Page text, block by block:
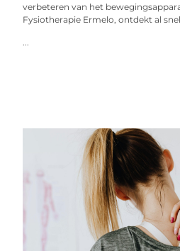
verbeteren van het
Fysiotherapie Ermelo, ontdekt al
...